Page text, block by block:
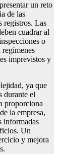
un reto
de las
registros. Las
cuadrar al
o
regímenes
imprevistos y
ya que
durante el
proporciona
la empresa,
informadas
Un
y mejora